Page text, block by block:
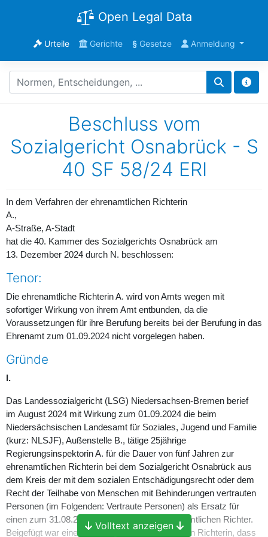
Open Legal Data
Urteile Gerichte §Gesetze Anmeldung
Beschluss vom
Sozialgericht Osnabrück - S
40 SF 58/24 ERI
In dem Verfahren der ehrenamtlichen Richterin
A.,
A-Straße, A-Stadt
hat die 40. Kammer des Sozialgerichts Osnabrück am
13. Dezember 2024 durch N. beschlossen:
Tenor:
Die ehrenamtliche Richterin A. wird von Amts wegen mit
sofortiger Wirkung von ihrem Amt entbunden, da die
Voraussetzungen für ihre Berufung bereits bei der Berufung in das
Ehrenamt zum 01.09.2024 nicht vorgelegen haben.
Gründe
I.
Das Landessozialgericht (LSG) Niedersachsen-Bremen berief
im August 2024 mit Wirkung zum 01.09.2024 die beim
Niedersächsischen Landesamt für Soziales, Jugend und Familie
(kurz: NLSJF), Außenstelle B., tätige 25jährige
Regierungsinspektorin A. für die Dauer von fünf Jahren zur
ehrenamtlichen Richterin bei dem Sozialgericht Osnabrück aus
dem Kreis der mit dem sozialen Entschädigungsrecht oder dem
Recht der Teilhabe von Menschen mit Behinderungen vertrauten
Personen (im Folgenden: Vertraute Personen) als Ersatz für
einen zum 31.08.2024 ausscheidenden ehrenamtlichen Richter.
Beigefügt war eine Erklärung der ehrenamtlichen Richterin, dass
Volltext anzeigen